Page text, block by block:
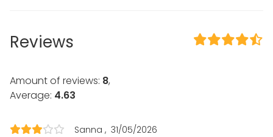
Equipment
Whiteboard / Flip chart
Towels
Event types
Reviews
Amount of reviews: 8,
Average: 4.63
Sanna 31/05/2026